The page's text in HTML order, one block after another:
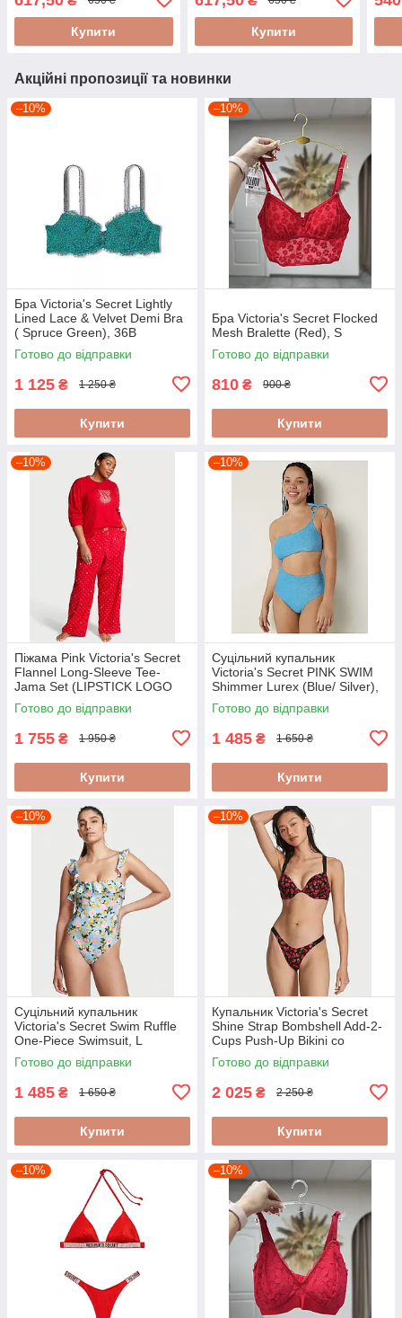
Купити Купити
Акційні пропозиції та новинки
–10%
Бра Victoria's Secret Lightly
Lined Lace & Velvet Demi Bra
( Spruce Green), 36B
Готово до відправки
1 125 ₴ 1 250 ₴
Купити
–10%
Бра Victoria's Secret Flocked
Mesh Bralette (Red), S
Готово до відправки
810 ₴ 900 ₴
Купити
–10%
Піжама Pink Victoria's Secret
Flannel Long-Sleeve Tee-
Jama Set (LIPSTICK LOGO
DOTS), S
Готово до відправки
1 755 ₴ 1 950 ₴
Купити
–10%
Суцільний купальник
Victoria's Secret PINK SWIM
Shimmer Lurex (Blue/ Silver),
M
Готово до відправки
1 485 ₴ 1 650 ₴
Купити
–10%
Суцільний купальник
Victoria's Secret Swim Ruffle
One-Piece Swimsuit, L
Готово до відправки
1 485 ₴ 1 650 ₴
Купити
–10%
Купальник Victoria's Secret
Shine Strap Bombshell Add-2-
Cups Push-Up Bikini со
стразами (Berry), 34B/S
Готово до відправки
2 025 ₴ 2 250 ₴
Купити
–10% –10%